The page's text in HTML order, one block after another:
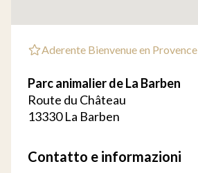
Aderente Bienvenue en Provence
Parc animalier de La Barben
Route du Château
13330 La Barben
Contatto e informazioni